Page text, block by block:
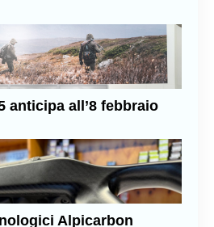
anticipa all’8 febbraio
Alpicarbon